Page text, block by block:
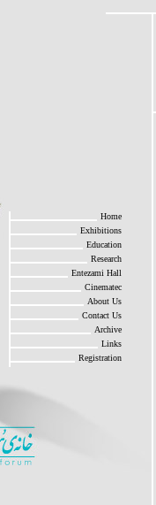
Home
Exhibitions
Education
Research
Entezami Hall
Cinematec
About Us
Contact Us
Archive
Links
Registration